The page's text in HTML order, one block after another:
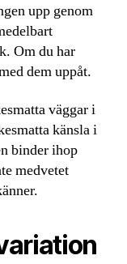
upp genom
Om du har
dem uppåt.
väggar i
känsla i
binder ihop
medvetet